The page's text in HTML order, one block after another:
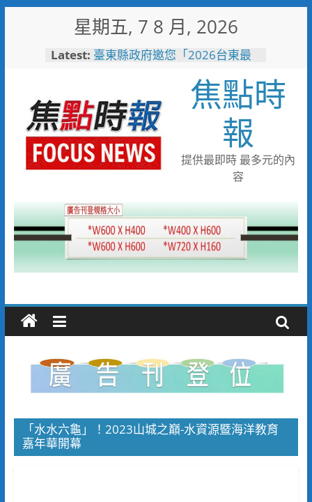
星期五, 7 8 月, 2026
Latest: 臺東縣政府邀您「2026台東最
森林與濱海夏季涼感 台中山
海露營消暑趣
台中市代表隊在花蓮綻放青春與
夢想 2026國際少年運動會勇奪
8金6銀6銅
宜蘭童玩節玩水後吃什麼？礁溪
「動涮」宜蘭獨家溫體牛、豬、
方埋伏收網 查扣手機揪出幕後
黑手
焦點時
報
提供最即時 最多元的內
容
「水水六龜」！2023山城之巔-水資源暨海洋教育
嘉年華開幕